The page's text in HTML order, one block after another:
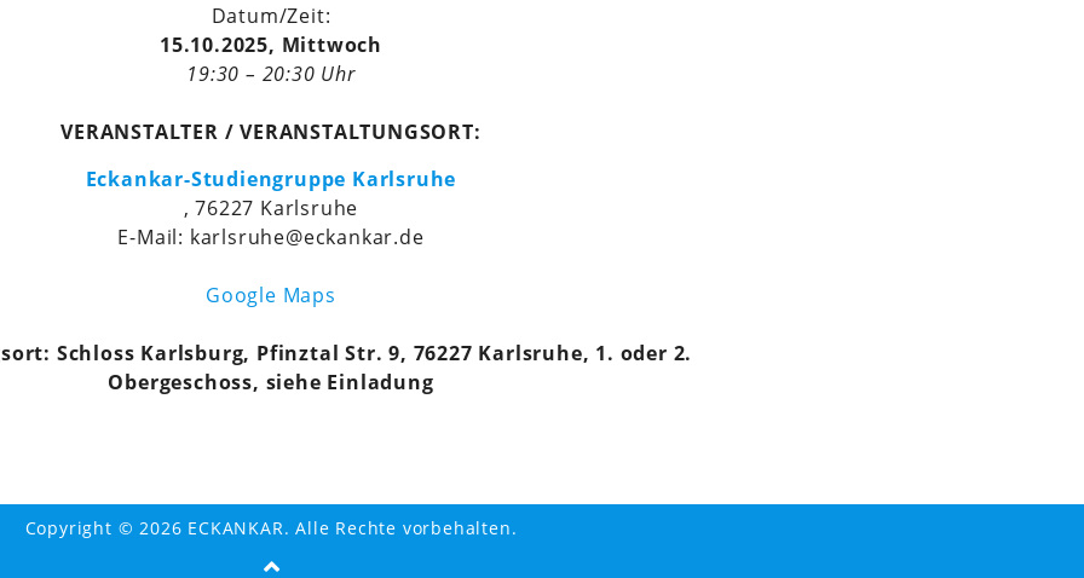
Datum/Zeit:
15.10.2025, Mittwoch
19:30 – 20:30 Uhr
VERANSTALTER / VERANSTALTUNGSORT:
Eckankar-Studiengruppe Karlsruhe
, 76227 Karlsruhe
E-Mail: karlsruhe@eckankar.de
Google Maps
Schloss Karlsburg, Pfinztal Str. 9, 76227 Karlsruhe, 1. oder 2.
Obergeschoss, siehe Einladung
Copyright © 2026 ECKANKAR. Alle Rechte vorbehalten.